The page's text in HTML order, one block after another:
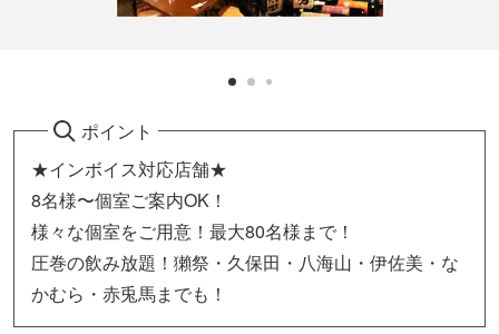
ポイント
★インボイス対応店舗★
8名様〜個室ご案内OK！
様々な個室をご用意！最大80名様まで！
圧巻の飲み放題！獺祭・久保田・八海山・伊佐美・な
かむら・赤兎馬までも！